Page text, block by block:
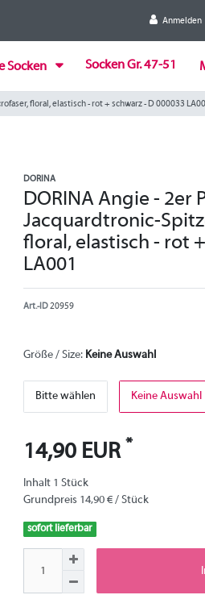
Anmelden
Socken Socken Gr. 47-51
floral, elastisch - rot + schwarz - D 000033
DORINA
DORINA Angie - 2er
Jacquardtronic-
floral, elastisch - rot
LA001
Art.-ID20959
Größe / Size: Keine Auswahl
Bitte wählen Keine Auswahl
14,90 EUR *
Inhalt 1 Stück
Grundpreis 14,90 € / Stück
sofort lieferbar